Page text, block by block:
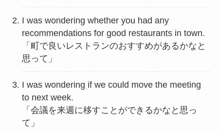
I was wondering whether you had any
recommendations for good restaurants in town.
「町で良いレストランのおすすめがあるかなと
思って」
I was wondering if we could move the meeting
to next week.
「会議を来週に移すことができるかなと思っ
て」